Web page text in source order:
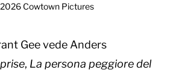
2026 Cowtown Pictures
Gee vede Anders
, La persona peggiore del